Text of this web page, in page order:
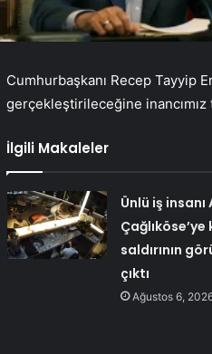
Cumhurbaşkanı Recep Tayyip
gerçekleştirileceğine inancımız
İlgili Makaleler
Ünlü iş
Çağlıköse’ye
saldırının
çıktı
Ağustos 6,